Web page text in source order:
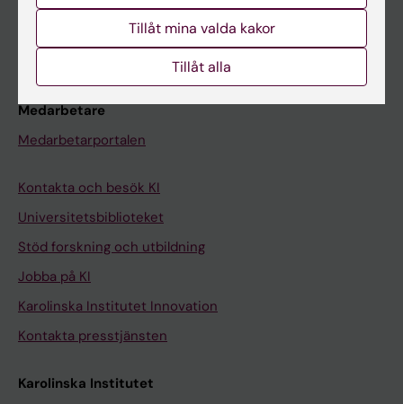
Kurs- och programwebbar
Student på KI
Medarbetare
Medarbetarportalen
Kontakta och besök KI
Universitetsbiblioteket
Stöd forskning och utbildning
Jobba på KI
Karolinska Institutet Innovation
Kontakta presstjänsten
Karolinska Institutet
Tillåt mina valda kakor
Tillåt alla